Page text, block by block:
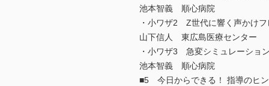
池本智義 順心病院
・小ワザ2 Z世代に響く声かけフ
山下信人 東広島医療センター
・小ワザ3 急変シミュレーショ
池本智義 順心病院
■5 今日からできる！ 指導のヒ